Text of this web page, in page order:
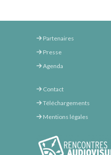
Partenaires
Presse
Agenda
Contact
Téléchargements
Mentions légales